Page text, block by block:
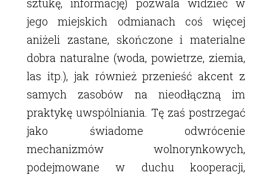
jego miejskich odmianach coś więcej
aniżeli zastane, skończone i materialne
dobra naturalne (woda, powietrze, ziemia,
las itp.), jak również przenieść akcent z
samych zasobów na nieodłączną im
praktykę uwspólniania. Tę zaś postrzegać
jako świadome odwrócenie
mechanizmów wolnorynkowych,
podejmowane w duchu kooperacji,